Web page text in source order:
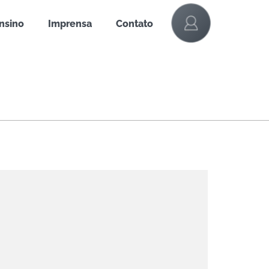
Imprensa Contato